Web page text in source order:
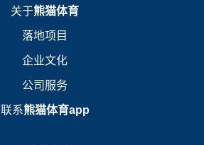
关于熊猫体育
落地项目
企业文化
公司服务
联系熊猫体育app